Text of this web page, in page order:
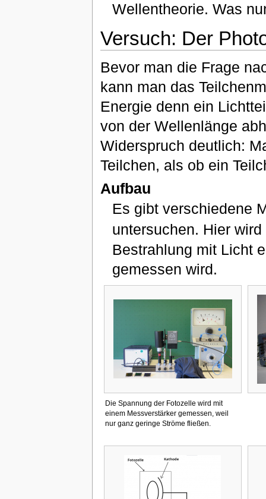
Wellentheorie. Was
Versuch: Der
Bevor man die Frage
kann man das
Energie denn ein
von der Wellenlänge
Widerspruch deutlich:
Teilchen, als ob ein
Aufbau
Es gibt verschiedene
untersuchen. Hier
Bestrahlung mit Licht
gemessen wird.
Die Spannung der Fotozelle wird mit
einem Messverstärker gemessen, weil
nur ganz geringe Ströme fließen.